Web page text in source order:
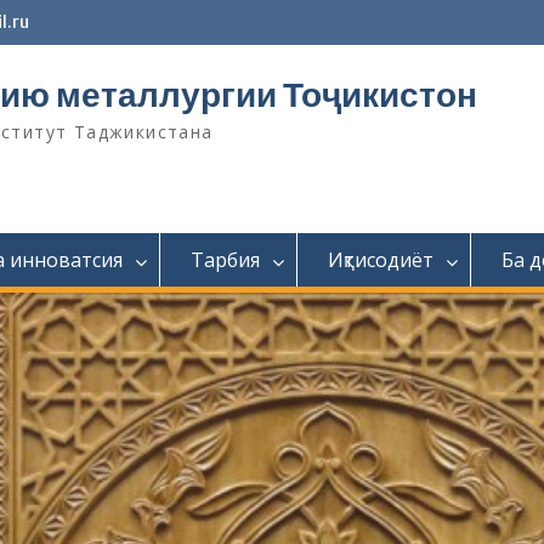
металлургии Тоҷикистон
Таджикистана
инноватсия Тарбия Иқтисодиёт Ба